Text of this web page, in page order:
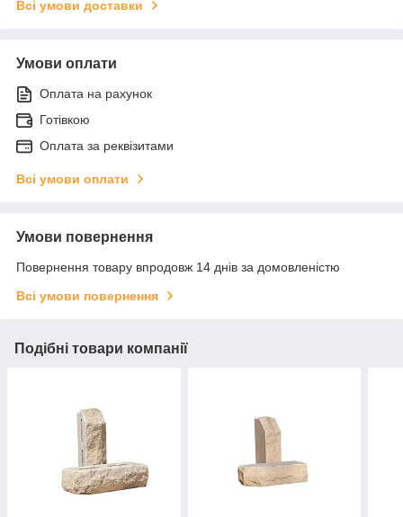
Всі умови доставки
Умови оплати
Оплата на рахунок
Готівкою
Оплата за реквізитами
Всі умови оплати
Умови повернення
Повернення товару впродовж 14 днів за домовленістю
Всі умови повернення
Подібні товари компанії